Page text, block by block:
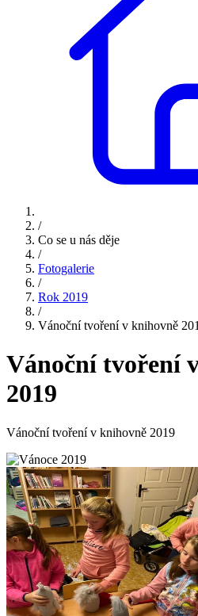
/
Co se u nás děje
/
Fotogalerie
/
Rok 2019
/
Vánoční tvoření v knihovně
Vánoční tvoření
2019
Vánoční tvoření v knihovně 2019